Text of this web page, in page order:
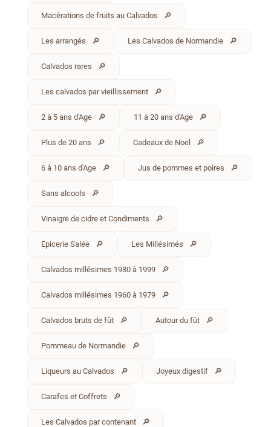
Macérations de fruits au Calvados
Les arrangés Les Calvados de Normandie
Calvados rares
Les calvados par vieillissement
2 à 5 ans d'Age 11 à 20 ans d'Age
Plus de 20 ans Cadeaux de Noël
6 à 10 ans d'Age Jus de pommes et poires
Sans alcools
Vinaigre de cidre et Condiments
Epicerie Salée Les Millésimés
Calvados millésimes 1980 à 1999
Calvados millésimes 1960 à 1979
Calvados bruts de fût Autour du fût
Pommeau de Normandie
Liqueurs au Calvados Joyeux digestif
Carafes et Coffrets
Les Calvados par contenant